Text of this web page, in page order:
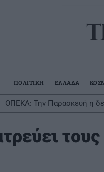
ΠΟΛΙΤΙΚΗ ΕΛΛΑΔΑ
ΟΠΕΚΑ: Την Παρασκευή η